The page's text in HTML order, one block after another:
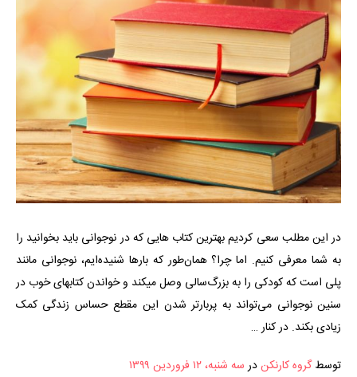
در این مطلب سعی کردیم بهترین کتاب هایی که در نوجوانی باید بخوانید را
به شما معرفی کنیم. اما چرا؟ همان‌طور که بارها شنیده‌ایم، نوجوانی مانند
پلی است که کودکی را به بزرگ‌سالی وصل میکند و خواندن کتابهای خوب در
سنین نوجوانی می‌تواند به پربارتر شدن این مقطع حساس زندگی کمک
زیادی بکند. در کنار …
توسطگروه کارنکندرسه شنبه، ۱۲ فروردین ۱۳۹۹